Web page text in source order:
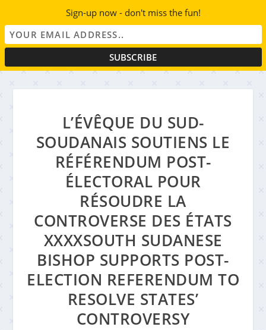
L’ÉVÊQUE DU SUD-
SOUDANAIS SOUTIENS LE
RÉFÉRENDUM POST-
ÉLECTORAL POUR
RÉSOUDRE LA
CONTROVERSE DES ÉTATS
XXXXSOUTH SUDANESE
BISHOP SUPPORTS POST-
ELECTION REFERENDUM TO
RESOLVE STATES’
CONTROVERSY
Sign-up now - don't miss the fun!